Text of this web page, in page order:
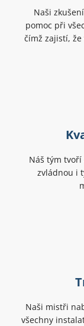
Naši
pomoc při
čímž zajistí,
Náš tým
zvládnou i
Naši mistři
všechny